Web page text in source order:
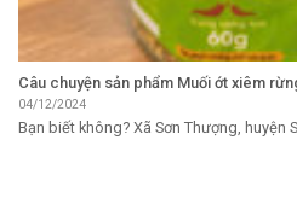
Câu chuyện sản phẩm Muối ớt xiêm
04/12/2024
Bạn biết không? Xã Sơn Thượng, huyện